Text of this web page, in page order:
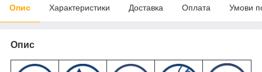
Опис Характеристики Доставка Оплата Умови
Опис